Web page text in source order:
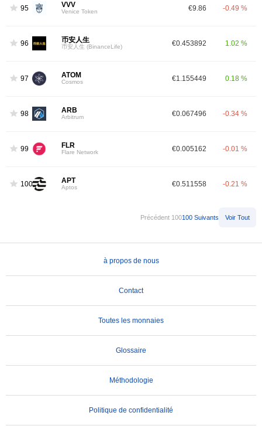
95 VVV
Venice Token €9.86 -0.49 %
96 币安人生
币安人生 (BinanceLife) €0.453892 1.02 %
97 ATOM
Cosmos €1.155449 0.18 %
98 ARB
Arbitrum €0.067496 -0.34 %
99 FLR
Flare Network €0.005162 -0.01 %
100 APT
Aptos €0.511558 -0.21 %
Précédent 100100 Suivants Voir Tout
à propos de nous
Contact
Toutes les monnaies
Glossaire
Méthodologie
Politique de confidentialité